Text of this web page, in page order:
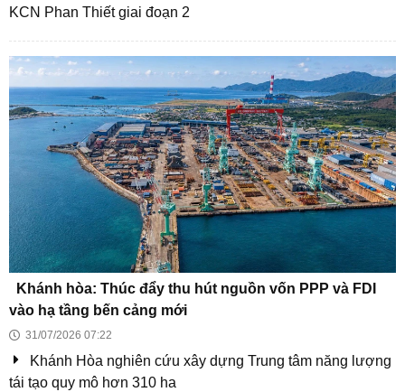
TP HCM khởi công 8 dự án trọng điểm gần 253.000 tỷ
tạo động lực tăng trưởng